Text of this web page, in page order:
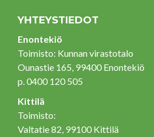
YHTEYSTIEDOT
Enontekiö
Toimisto: Kunnan virastotalo
Ounastie 165, 99400 Enontekiö
p. 0400 120 505
Kittilä
Toimisto:
Valtatie 82, 99100 Kittilä